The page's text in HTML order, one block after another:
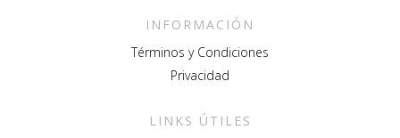
INFORMACIÓN
Términos y Condiciones
Privacidad
LINKS ÚTILES